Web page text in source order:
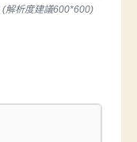
(解析度建議600*600)